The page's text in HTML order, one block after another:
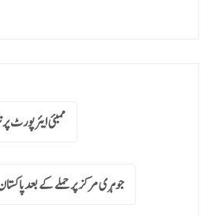
ممبئی ایئرپورٹ
جوہری مرکز پرحملے کے